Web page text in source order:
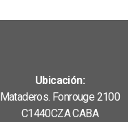
Ubicación:
Mataderos. Fonrouge 2100
C1440CZA CABA